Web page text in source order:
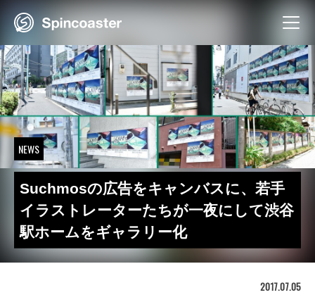
NEWS
Suchmosの広告をキャンバスに、若手
イラストレーターたちが一夜にして渋谷
駅ホームをギャラリー化
2017.07.05